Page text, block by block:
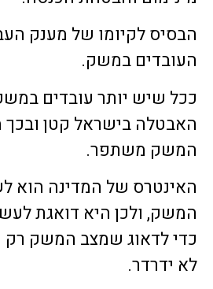
הבסיס לקיומו של מענק
העובדים במשק.
ככל שיש יותר עובדים
האבטלה בישראל קטן ובכך
המשק משתפר.
האינטרס של המדינה הוא
המשק, ולכן היא דואגת
כדי לדאוג שמצב המשק רק
לא ידרדר.